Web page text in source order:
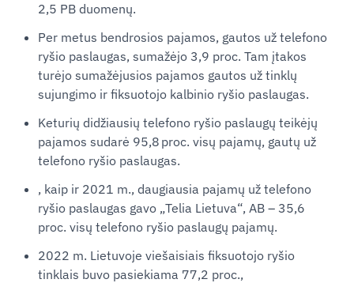
2,5 PB duomenų.
Per metus bendrosios pajamos, gautos už telefono
ryšio paslaugas, sumažėjo 3,9 proc. Tam įtakos
turėjo sumažėjusios pajamos gautos už tinklų
sujungimo ir fiksuotojo kalbinio ryšio paslaugas.
Keturių didžiausių telefono ryšio paslaugų teikėjų
pajamos sudarė 95,8 proc. visų pajamų, gautų už
telefono ryšio paslaugas.
, kaip ir 2021 m., daugiausia pajamų už telefono
ryšio paslaugas gavo „Telia Lietuva“, AB – 35,6
proc. visų telefono ryšio paslaugų pajamų.
2022 m. Lietuvoje viešaisiais fiksuotojo ryšio
tinklais buvo pasiekiama 77,2 proc.,